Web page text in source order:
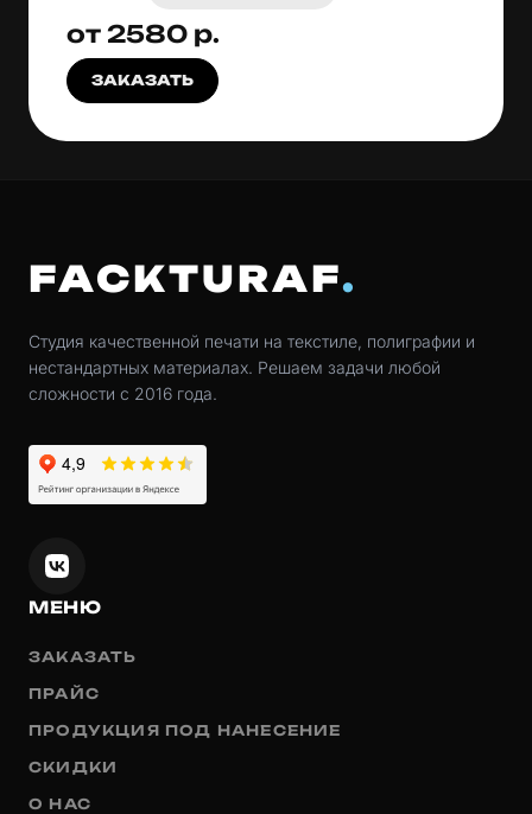
от 2580 р.
ЗАКАЗАТЬ
FACKTURAF
Студия качественной печати на текстиле, полиграфии и
нестандартных материалах. Решаем задачи любой
сложности с 2016 года.
МЕНЮ
ЗАКАЗАТЬ
ПРАЙС
ПРОДУКЦИЯ ПОД НАНЕСЕНИЕ
СКИДКИ
О НАС